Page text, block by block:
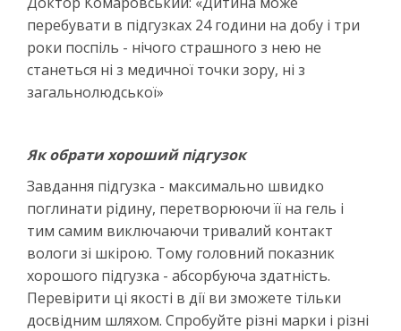
перебувати в підгузках 24 години на добу і три
роки поспіль - нічого страшного з нею не
станеться ні з медичної точки зору, ні з
загальнолюдської»
Як обрати хороший підгузок
Завдання підгузка - максимально швидко
поглинати рідину, перетворюючи її на гель і
тим самим виключаючи тривалий контакт
вологи зі шкірою. Тому головний показник
хорошого підгузка - абсорбуюча здатність.
Перевірити ці якості в дії ви зможете тільки
досвідним шляхом. Спробуйте різні марки і різні